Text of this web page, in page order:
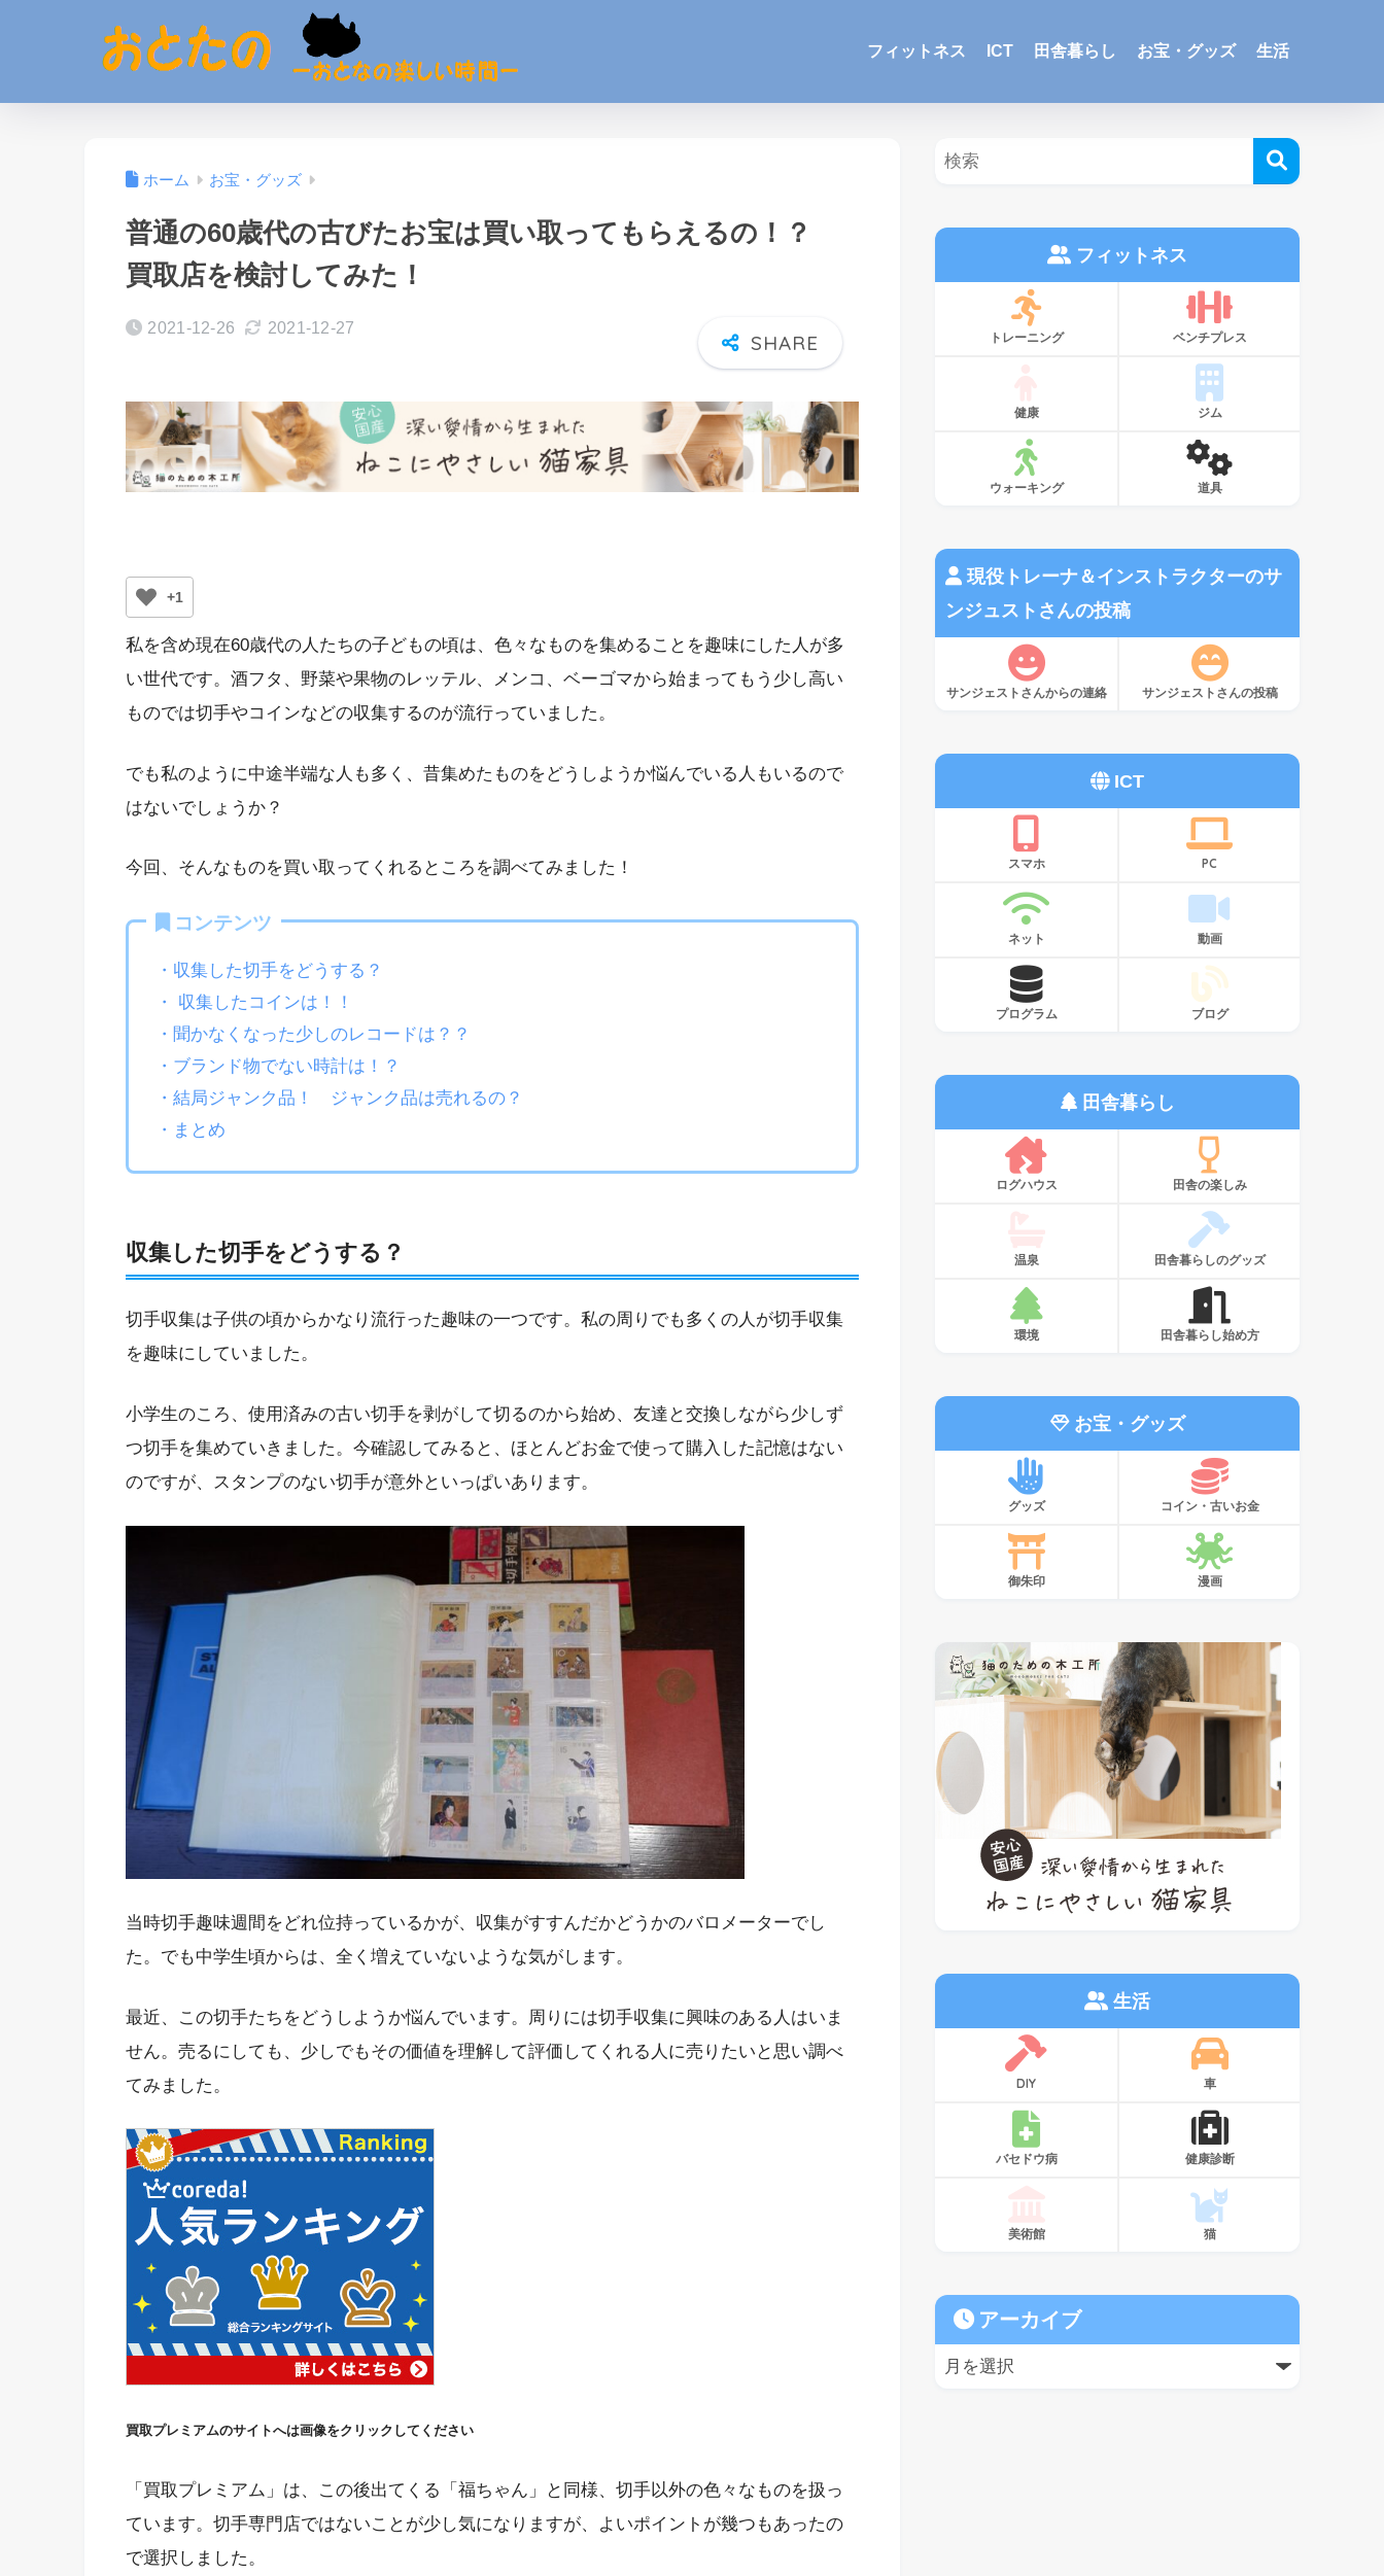
フィットネス ICT 田舎暮らし お宝・グッズ 生活
ホーム お宝・グッズ
普通の60歳代の古びたお宝は買い取ってもらえるの！？
買取店を検討してみた！
2021-12-26 2021-12-27
+1
私を含め現在60歳代の人たちの子どもの頃は、色々なものを集めることを趣味にした人が多
い世代です。酒フタ、野菜や果物のレッテル、メンコ、ベーゴマから始まってもう少し高い
ものでは切手やコインなどの収集するのが流行っていました。
でも私のように中途半端な人も多く、昔集めたものをどうしようか悩んでいる人もいるので
はないでしょうか？
今回、そんなものを買い取ってくれるところを調べてみました！
コンテンツ
・収集した切手をどうする？
・ 収集したコインは！！
・聞かなくなった少しのレコードは？？
・ブランド物でない時計は！？
・結局ジャンク品！ ジャンク品は売れるの？
・まとめ
収集した切手をどうする？
切手収集は子供の頃からかなり流行った趣味の一つです。私の周りでも多くの人が切手収集
を趣味にしていました。
小学生のころ、使用済みの古い切手を剥がして切るのから始め、友達と交換しながら少しず
つ切手を集めていきました。今確認してみると、ほとんどお金で使って購入した記憶はない
のですが、スタンプのない切手が意外といっぱいあります。
当時切手趣味週間をどれ位持っているかが、収集がすすんだかどうかのバロメーターでし
た。でも中学生頃からは、全く増えていないような気がします。
最近、この切手たちをどうしようか悩んでいます。周りには切手収集に興味のある人はいま
せん。売るにしても、少しでもその価値を理解して評価してくれる人に売りたいと思い調べ
てみました。
買取プレミアムのサイトへは画像をクリックしてください
「買取プレミアム」は、この後出てくる「福ちゃん」と同様、切手以外の色々なものを扱っ
ています。切手専門店ではないことが少し気になりますが、よいポイントが幾つもあったの
で選択しました。
フィットネス
トレーニング ベンチプレス
健康 ジム
ウォーキング 道具
現役トレーナ＆インストラクターのサ
ンジュストさんの投稿
サンジェストさんからの連絡 サンジェストさんの投稿
ICT
スマホ PC
ネット 動画
プログラム ブログ
田舎暮らし
ログハウス 田舎の楽しみ
温泉 田舎暮らしのグッズ
環境 田舎暮らし始め方
お宝・グッズ
グッズ コイン・古いお金
御朱印 漫画
生活
DIY 車
バセドウ病 健康診断
美術館 猫
アーカイブ